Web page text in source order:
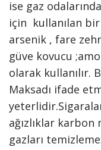
ise gaz
için kullanılan
arsenik , fare
güve kovucu
olarak kullanılır.
Maksadı ifade
ağızlıklar
gazları